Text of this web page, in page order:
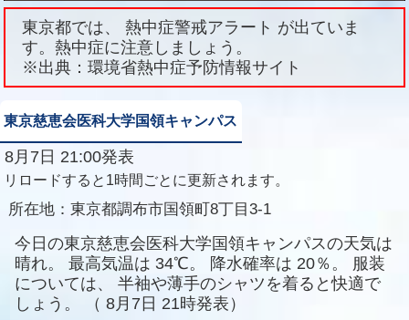
東京都では、 熱中症警戒アラート が出ていま
す。熱中症に注意しましょう。
※出典：環境省熱中症予防情報サイト
東京慈恵会医科大学国領キャンパス
8月7日 21:00発表
リロードすると1時間ごとに更新されます。
所在地： 東京都調布市国領町8丁目3-1
今日の東京慈恵会医科大学国領キャンパスの天気は
晴れ。
最高気温は 34℃。 降水確率は 20％。
服装
については、
半袖や薄手のシャツを着ると快適で
しょう。
（ 8月7日 21時発表）